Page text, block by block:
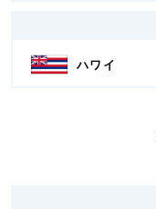
ハワイ